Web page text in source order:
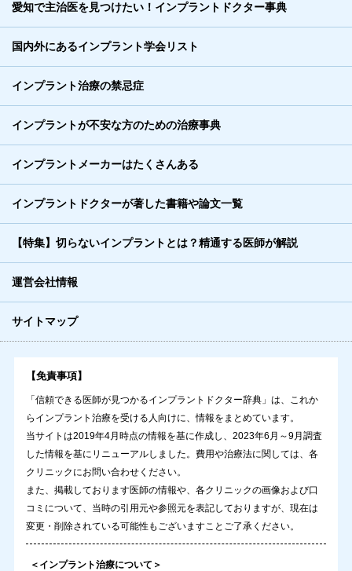
愛知で主治医を見つけたい！インプラントドクター事典
国内外にあるインプラント学会リスト
インプラント治療の禁忌症
インプラントが不安な方のための治療事典
インプラントメーカーはたくさんある
インプラントドクターが著した書籍や論文一覧
【特集】切らないインプラントとは？精通する医師が解説
運営会社情報
サイトマップ
【免責事項】
「信頼できる医師が見つかるインプラントドクター辞典」は、これか
らインプラント治療を受ける人向けに、情報をまとめています。
当サイトは2019年4月時点の情報を基に作成し、2023年6月～9月調査
した情報を基にリニューアルしました。費用や治療法に関しては、各
クリニックにお問い合わせください。
また、掲載しております医師の情報や、各クリニックの画像および口
コミについて、当時の引用元や参照元を表記しておりますが、現在は
変更・削除されている可能性もございますことご了承ください。
＜インプラント治療について＞